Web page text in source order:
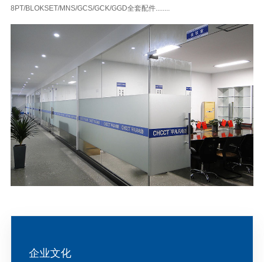
8PT/BLOKSET/MNS/GCS/GCK/GGD全套配件........
企业文化